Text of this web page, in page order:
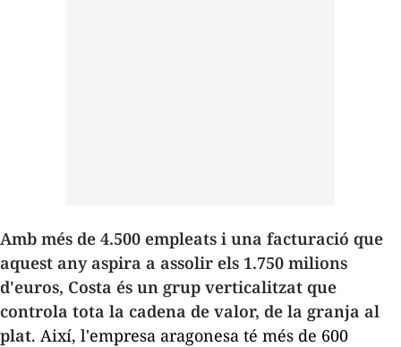
Amb més de 4.500 empleats i una facturació que
aquest any aspira a assolir els 1.750 milions
d'euros, Costa és un grup verticalitzat que
controla tota la cadena de valor, de la granja al
plat. Així, l'empresa aragonesa té més de 600